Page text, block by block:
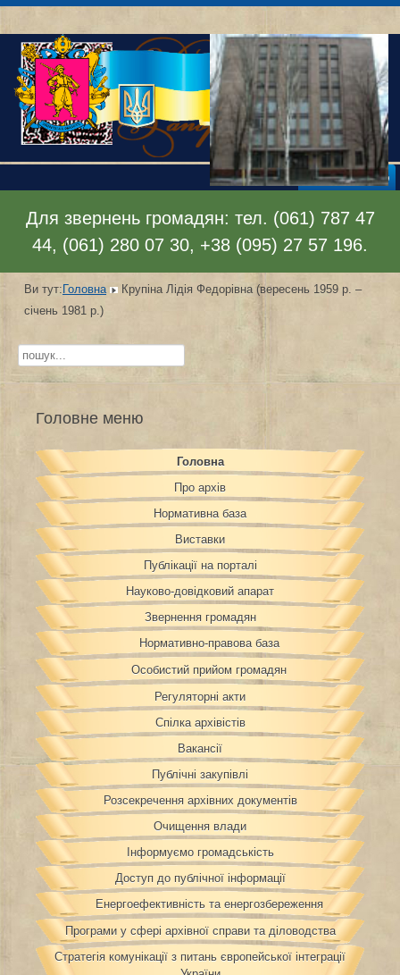
Відкрити меню
Для звернень громадян: тел. (061) 787 47
44, (061) 280 07 30, +38 (095) 27 57 196.
Ви тут:Головна
Крупіна Лідія Федорівна (вересень 1959 р. –
січень 1981 р.)
Пошук...
Головне меню
Головна
Про архів
Нормативна база
Виставки
Публікації на порталі
Науково-довідковий апарат
Звернення громадян
Нормативно-правова база
Особистий прийом громадян
Регуляторні акти
Спілка архівістів
Вакансії
Публічні закупівлі
Розсекречення архівних документів
Очищення влади
Інформуємо громадськість
Доступ до публічної інформації
Енергоефективність та енергозбереження
Програми у сфері архівної справи та діловодства
Стратегія комунікації з питань європейської інтеграції